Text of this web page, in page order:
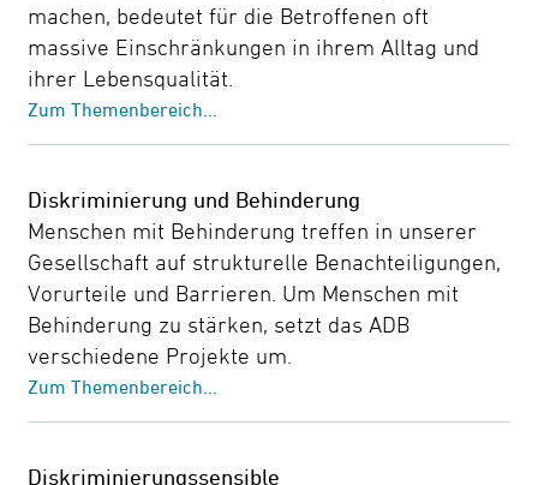
machen, bedeutet für die Betroffenen oft
massive Einschränkungen in ihrem Alltag und
ihrer Lebensqualität.
Zum Themenbereich...
Diskriminierung und Behinderung
Menschen mit Behinderung treffen in unserer
Gesellschaft auf strukturelle Benachteiligungen,
Vorurteile und Barrieren. Um Menschen mit
Behinderung zu stärken, setzt das ADB
verschiedene Projekte um.
Zum Themenbereich...
Diskriminierungssensible